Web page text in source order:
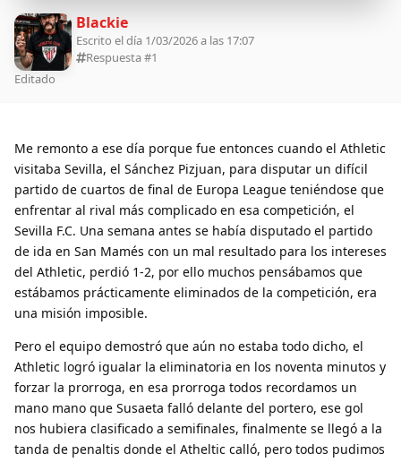
Blackie
Escrito el día 1/03/2026 a las 17:07
Respuesta #1
Editado
Me remonto a ese día porque fue entonces cuando el Athletic
visitaba Sevilla, el Sánchez Pizjuan, para disputar un difícil
partido de cuartos de final de Europa League teniéndose que
enfrentar al rival más complicado en esa competición, el
Sevilla F.C. Una semana antes se había disputado el partido
de ida en San Mamés con un mal resultado para los intereses
del Athletic, perdió 1-2, por ello muchos pensábamos que
estábamos prácticamente eliminados de la competición, era
una misión imposible.
Pero el equipo demostró que aún no estaba todo dicho, el
Athletic logró igualar la eliminatoria en los noventa minutos y
forzar la prorroga, en esa prorroga todos recordamos un
mano mano que Susaeta falló delante del portero, ese gol
nos hubiera clasificado a semifinales, finalmente se llegó a la
tanda de penaltis donde el Atheltic calló, pero todos pudimos